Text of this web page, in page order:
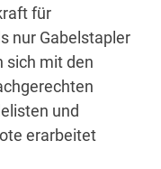
für
nur Gabelstapler
sich mit den
und
erarbeitet